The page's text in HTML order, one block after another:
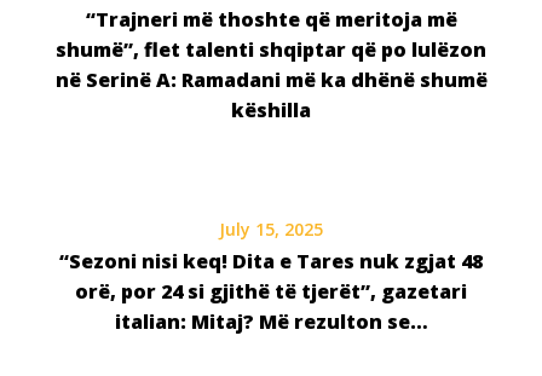
“Trajneri më thoshte që meritoja më
shumë”, flet talenti shqiptar që po lulëzon
në Serinë A: Ramadani më ka dhënë shumë
këshilla
July 15, 2025
“Sezoni nisi keq! Dita e Tares nuk zgjat 48
orë, por 24 si gjithë të tjerët”, gazetari
italian: Mitaj? Më rezulton se…